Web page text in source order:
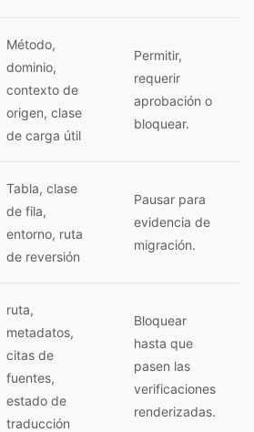
Método,
dominio,
contexto de
origen, clase
de carga útil
Permitir,
requerir
aprobación o
bloquear.
Tabla, clase
de fila,
entorno, ruta
de reversión
Pausar para
evidencia de
migración.
ruta,
metadatos,
citas de
fuentes,
estado de
traducción
Bloquear
hasta que
pasen las
verificaciones
renderizadas.